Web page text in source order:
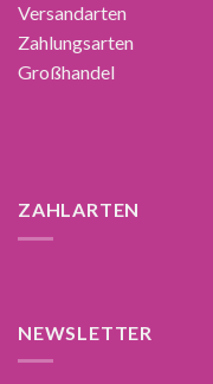
Versandarten
Zahlungsarten
Großhandel
ZAHLARTEN
NEWSLETTER